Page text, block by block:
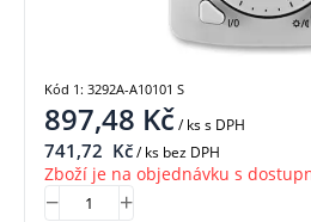
897,48 Kč/ kss DPH
741,72 Kč/ ks bez DPH
Zboží je na objednávku s
Kód 1: 3292A-A10101 S